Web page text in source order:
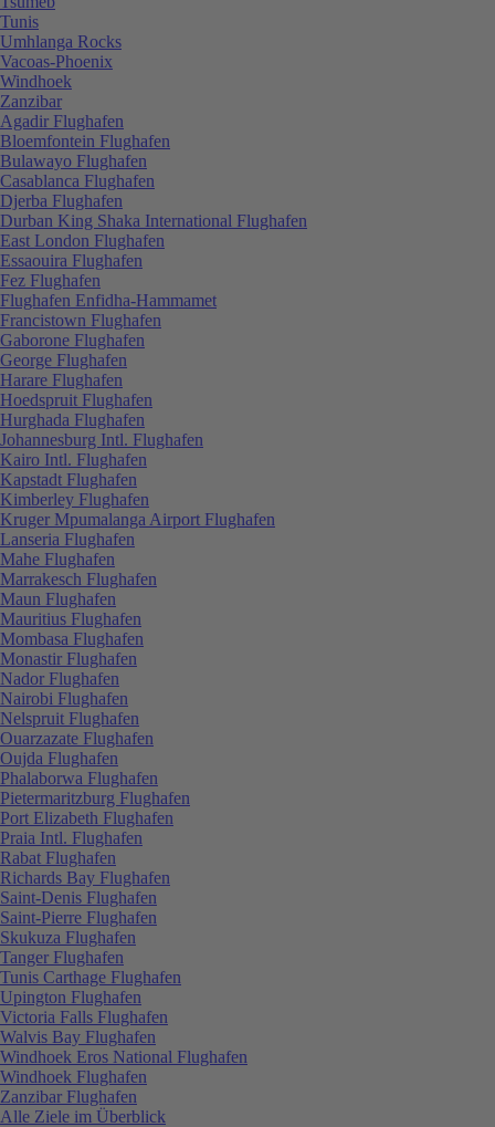
Tunis
Umhlanga Rocks
Vacoas-Phoenix
Windhoek
Zanzibar
Agadir Flughafen
Bloemfontein Flughafen
Bulawayo Flughafen
Casablanca Flughafen
Djerba Flughafen
Durban King Shaka International Flughafen
East London Flughafen
Essaouira Flughafen
Fez Flughafen
Flughafen Enfidha-Hammamet
Francistown Flughafen
Gaborone Flughafen
George Flughafen
Harare Flughafen
Hoedspruit Flughafen
Hurghada Flughafen
Johannesburg Intl. Flughafen
Kairo Intl. Flughafen
Kapstadt Flughafen
Kimberley Flughafen
Kruger Mpumalanga Airport Flughafen
Lanseria Flughafen
Mahe Flughafen
Marrakesch Flughafen
Maun Flughafen
Mauritius Flughafen
Mombasa Flughafen
Monastir Flughafen
Nador Flughafen
Nairobi Flughafen
Nelspruit Flughafen
Ouarzazate Flughafen
Oujda Flughafen
Phalaborwa Flughafen
Pietermaritzburg Flughafen
Port Elizabeth Flughafen
Praia Intl. Flughafen
Rabat Flughafen
Richards Bay Flughafen
Saint-Denis Flughafen
Saint-Pierre Flughafen
Skukuza Flughafen
Tanger Flughafen
Tunis Carthage Flughafen
Upington Flughafen
Victoria Falls Flughafen
Walvis Bay Flughafen
Windhoek Eros National Flughafen
Windhoek Flughafen
Zanzibar Flughafen
Alle Ziele im Überblick